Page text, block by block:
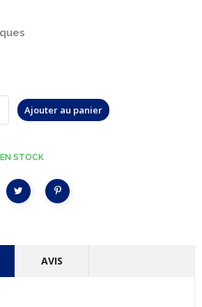
Ajouter au panier
STOCK
AVIS